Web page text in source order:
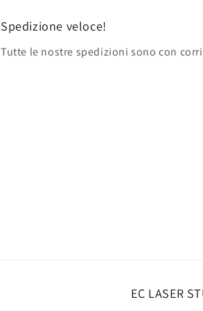
Spedizione veloce!
Tutte le nostre spedizioni sono con
EC LASER